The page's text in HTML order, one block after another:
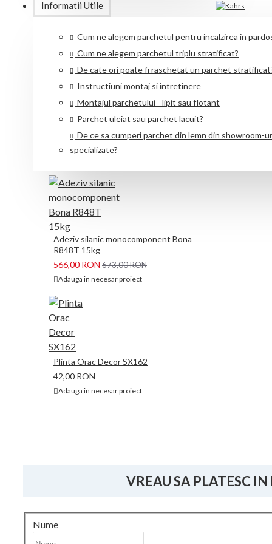
Informatii Utile
Cum ne alegem parchetul pentru incalzirea in
Cum ne alegem parchetul triplu stratificat?
De cate ori poate fi raschetat un parchet
Instructiuni montaj si intretinere
Montajul parchetului - lipit sau flotant
Parchet uleiat sau parchet lacuit?
De ce sa cumperi parchet din lemn din showroom-
specializate?
CERE O OFERTA PERSONALIZATA!
CUMPĂRATE FRECVENT ÎMPREUNĂ
Adeziv silanic monocomponent Bona
R848T 15kg
566,00 RON 673,00 RON
Adauga in necesar proiect
Plinta Orac Decor SX162
42,00 RON
Adauga in necesar proiect
VREAU SA PLATESC IN
Nume